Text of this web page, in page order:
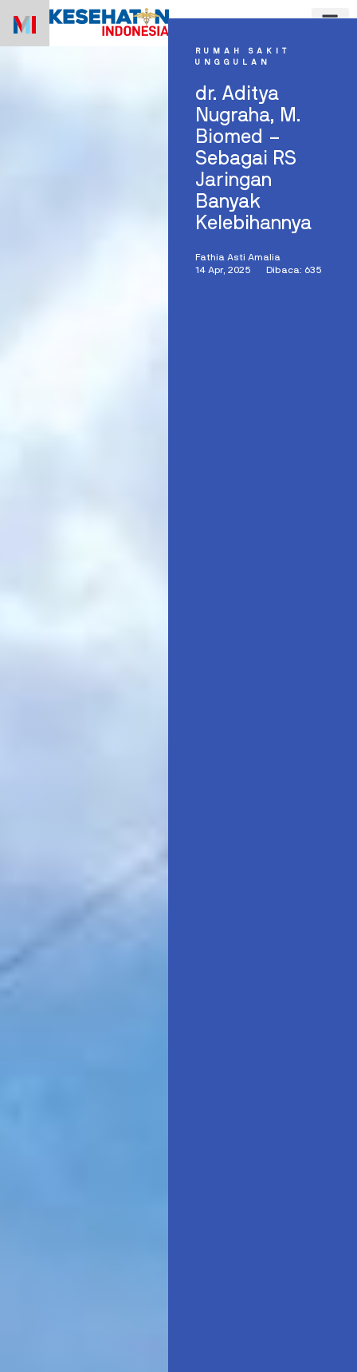
RUMAH SAKIT
UNGGULAN
dr. Aditya
Nugraha, M.
Biomed –
Sebagai RS
Jaringan
Banyak
Kelebihannya
Fathia Asti Amalia
14 Apr, 2025
Dibaca: 635